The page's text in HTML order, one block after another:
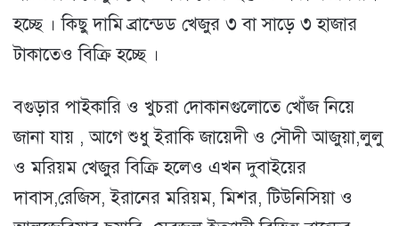
হচ্ছে । কিছু দামি ব্রান্ডেড খেজুর ৩ বা সাড়ে ৩ হাজার
টাকাতেও বিক্রি হচ্ছে ।
বগুড়ার পাইকারি ও খুচরা দোকানগুলোতে খোঁজ নিয়ে
জানা যায় , আগে শুধু ইরাকি জায়েদী ও সৌদী আজুয়া,লুলু
ও মরিয়ম খেজুর বিক্রি হলেও এখন দুবাইয়ের
দাবাস,রেজিস, ইরানের মরিয়ম, মিশর, টিউনিসিয়া ও